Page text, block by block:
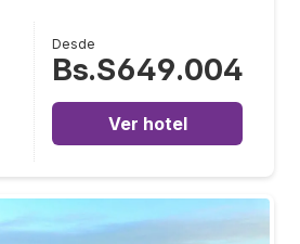
Desde
Bs.S649.004
Ver hotel